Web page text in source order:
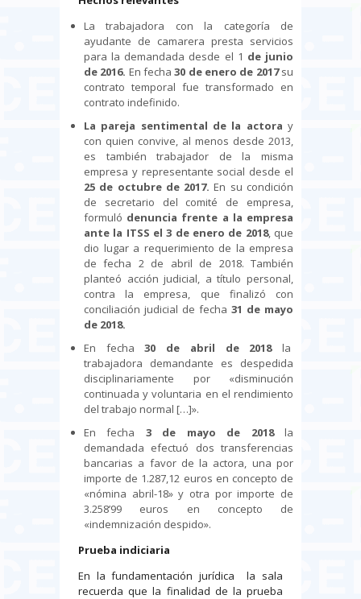
La trabajadora con la categoría de
ayudante de camarera presta servicios
para la demandada desde el 1 de junio
de 2016. En fecha30 de enero de 2017su
contrato temporal fue transformado en
contrato indefinido.
La pareja sentimental de la actora y
con quien convive, al menos desde 2013,
es también trabajador de la misma
empresa y representante social desde el
25 de octubre de 2017.En su condición
de secretario del comité de empresa,
formuló denuncia frente a la empresa
ante la ITSS el 3 de enero de 2018, que
dio lugar a requerimiento de la empresa
de fecha 2 de abril de 2018. También
planteó acción judicial, a título personal,
contra la empresa, que finalizó con
conciliación judicial de fecha 31 de mayo
de 2018.
En fecha30 de abril de 2018la
trabajadora demandante es despedida
disciplinariamente por «disminución
continuada y voluntaria en el rendimiento
del trabajo normal […]».
En fecha 3 de mayo de 2018la
demandada efectuó dos transferencias
bancarias a favor de la actora, una por
importe de 1.287,12 euros en concepto de
«nómina abril-18» y otra por importe de
3.258’99 euros en concepto de
«indemnización despido».
Prueba indiciaria
En la fundamentación jurídica la sala
recuerda que la finalidad de la prueba